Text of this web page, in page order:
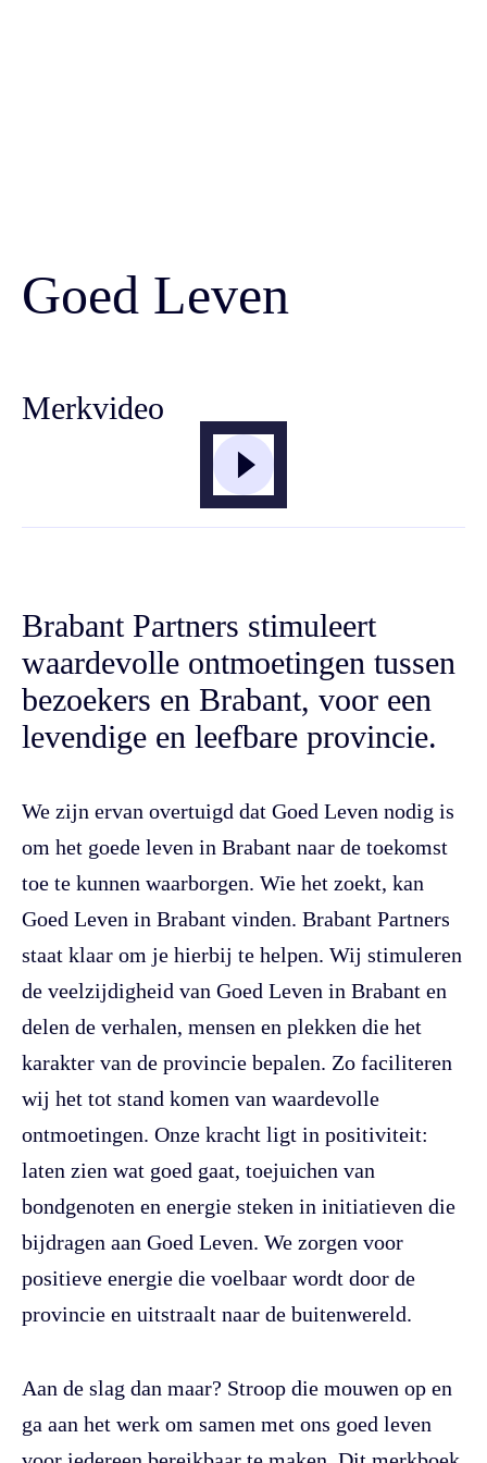
Goed Leven
Merkvideo
Brabant Partners stimuleert
waardevolle ontmoetingen tussen
bezoekers en Brabant, voor een
levendige en leefbare provincie.
We zijn ervan overtuigd dat Goed Leven nodig is
om het goede leven in Brabant naar de toekomst
toe te kunnen waarborgen. Wie het zoekt, kan
Goed Leven in Brabant vinden. Brabant Partners
staat klaar om je hierbij te helpen. Wij stimuleren
de veelzijdigheid van Goed Leven in Brabant en
delen de verhalen, mensen en plekken die het
karakter van de provincie bepalen. Zo faciliteren
wij het tot stand komen van waardevolle
ontmoetingen. Onze kracht ligt in positiviteit:
laten zien wat goed gaat, toejuichen van
bondgenoten en energie steken in initiatieven die
bijdragen aan Goed Leven. We zorgen voor
positieve energie die voelbaar wordt door de
provincie en uitstraalt naar de buitenwereld.
Aan de slag dan maar? Stroop die mouwen op en
ga aan het werk om samen met ons goed leven